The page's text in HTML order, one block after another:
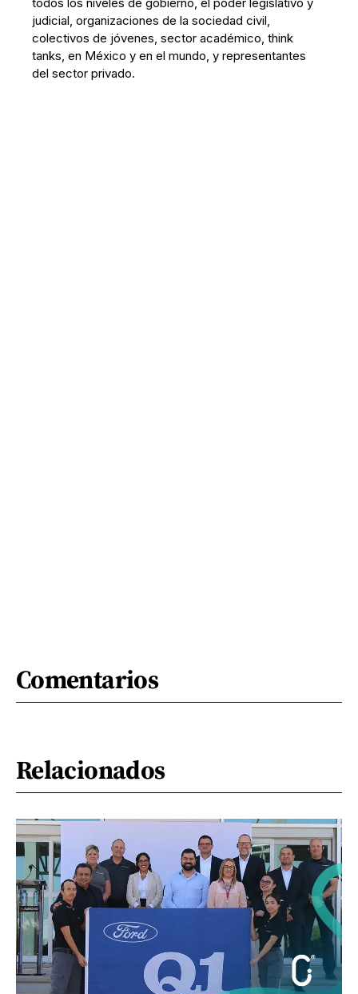
judicial, organizaciones de la sociedad civil,
colectivos de jóvenes, sector académico, think
tanks, en México y en el mundo, y representantes
del sector privado.
Comentarios
Relacionados